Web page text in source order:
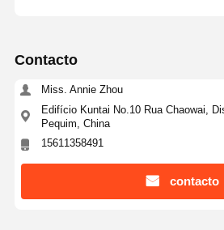
Casa
Controle De
Fale
Conosco
Pedir
Contacto
Miss. Annie Zhou
Edifício Kuntai No.10 Rua Chaowai,
Pequim, China
15611358491
contacto